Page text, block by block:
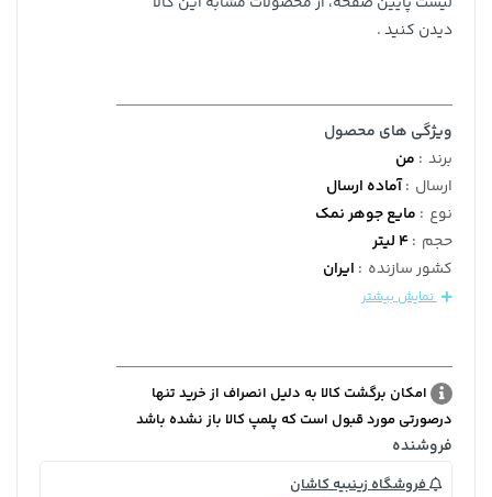
دیدن کنید .
ویژگی های محصول
برند : من
ارسال :آماده ارسال
نوع : مایع جوهر نمک
حجم :4 لیتر
کشور سازنده : ایران
نمایش بیشتر
امکان برگشت کالا به دلیل انصراف از خرید تنها
درصورتی مورد قبول است که پلمپ کالا باز نشده باشد
فروشنده
فروشگاه زینبیه کاشان